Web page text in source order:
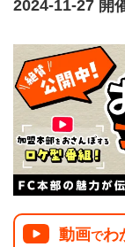
無店舗系
小売業
介護・福祉業
美容・健康業
海外FC本部
101万円～
301万円～
501万円～
1001万円以上
北海道
東北
甲信越・北陸
関東
東海
近畿
四国
ランキング
総合ランキ
介護
塾
飲食
リペアクリー
100万以下で
説明会
イベント
お役立ち情報
会員
2024-11-27 開
動画でわ